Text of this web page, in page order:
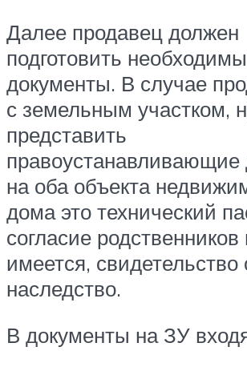
Далее продавец должен
подготовить
документы. В случае
с земельным участком,
представить
правоустанавливающие
на оба объекта
дома это технический
согласие родственников
имеется, свидетельство
наследство.
В документы на ЗУ